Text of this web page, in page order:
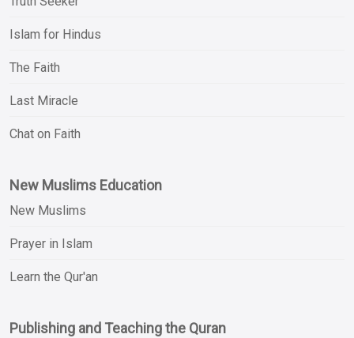
Islam for Hindus
The Faith
Last Miracle
Chat on Faith
New Muslims Education
New Muslims
Prayer in Islam
Learn the Qur'an
Publishing and Teaching the Quran